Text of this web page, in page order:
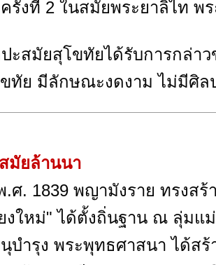
ครั้งที่ 2 ในสมัยพระยาลิไท พ
ะสมัยสุโขทัยได้รับการกล่า
ทัย มีลักษณะงดงาม ไม่มีศิล
สมัยล้านนา
.ศ. 1839 พญามังราย ทรงส
งใหม่" ได้ตั้งถิ่นฐาน ณ ลุ่มแ
บำรุง พระพุทธศาสนา ได้ส